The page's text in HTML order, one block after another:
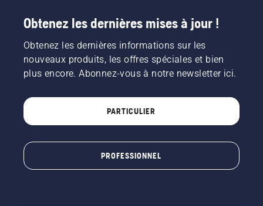
Obtenez les dernières mises à jour !
Obtenez les dernières informations sur les
nouveaux produits, les offres spéciales et bien
plus encore. Abonnez-vous à notre newsletter ici.
PARTICULIER
PROFESSIONNEL